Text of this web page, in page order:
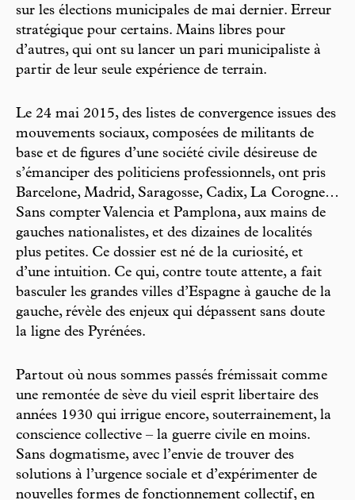
sur les élections municipales de mai dernier. Erreur
stratégique pour certains. Mains libres pour
d’autres, qui ont su lancer un pari municipaliste à
partir de leur seule expérience de terrain.
Le 24 mai 2015, des listes de convergence issues des
mouvements sociaux, composées de militants de
base et de figures d’une société civile désireuse de
s’émanciper des politiciens professionnels, ont pris
Barcelone, Madrid, Saragosse, Cadix, La Corogne…
Sans compter Valencia et Pamplona, aux mains de
gauches nationalistes, et des dizaines de localités
plus petites. Ce dossier est né de la curiosité, et
d’une intuition. Ce qui, contre toute attente, a fait
basculer les grandes villes d’Espagne à gauche de la
gauche, révèle des enjeux qui dépassent sans doute
la ligne des Pyrénées.
Partout où nous sommes passés frémissait comme
une remontée de sève du vieil esprit libertaire des
années 1930 qui irrigue encore, souterrainement, la
conscience collective – la guerre civile en moins.
Sans dogmatisme, avec l’envie de trouver des
solutions à l’urgence sociale et d’expérimenter de
nouvelles formes de fonctionnement collectif, en